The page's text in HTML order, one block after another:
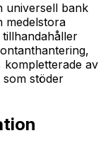
universell bank
medelstora
av
stöder